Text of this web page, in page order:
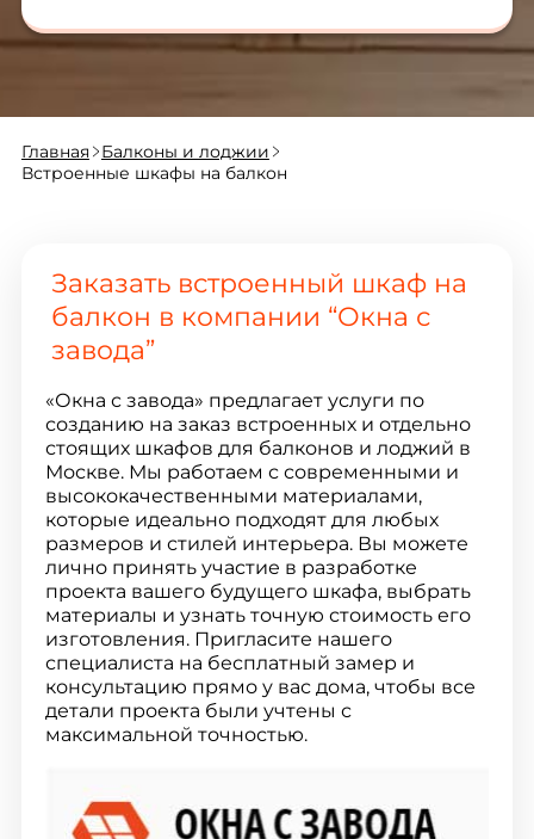
Главная
Балконы и лоджии
Встроенные шкафы на балкон
Заказать встроенный шкаф на
балкон в компании “Окна с
завода”
«Окна с завода» предлагает услуги по
созданию на заказ встроенных и отдельно
стоящих шкафов для балконов и лоджий в
Москве. Мы работаем с современными и
высококачественными материалами,
которые идеально подходят для любых
размеров и стилей интерьера. Вы можете
лично принять участие в разработке
проекта вашего будущего шкафа, выбрать
материалы и узнать точную стоимость его
изготовления. Пригласите нашего
специалиста на бесплатный замер и
консультацию прямо у вас дома, чтобы все
детали проекта были учтены с
максимальной точностью.